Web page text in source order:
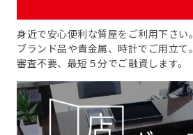
身近で安心便利な質屋をご利用下さい。
ブランド品や貴金属、時計でご用立て。
審査不要、最短５分でご融資します。